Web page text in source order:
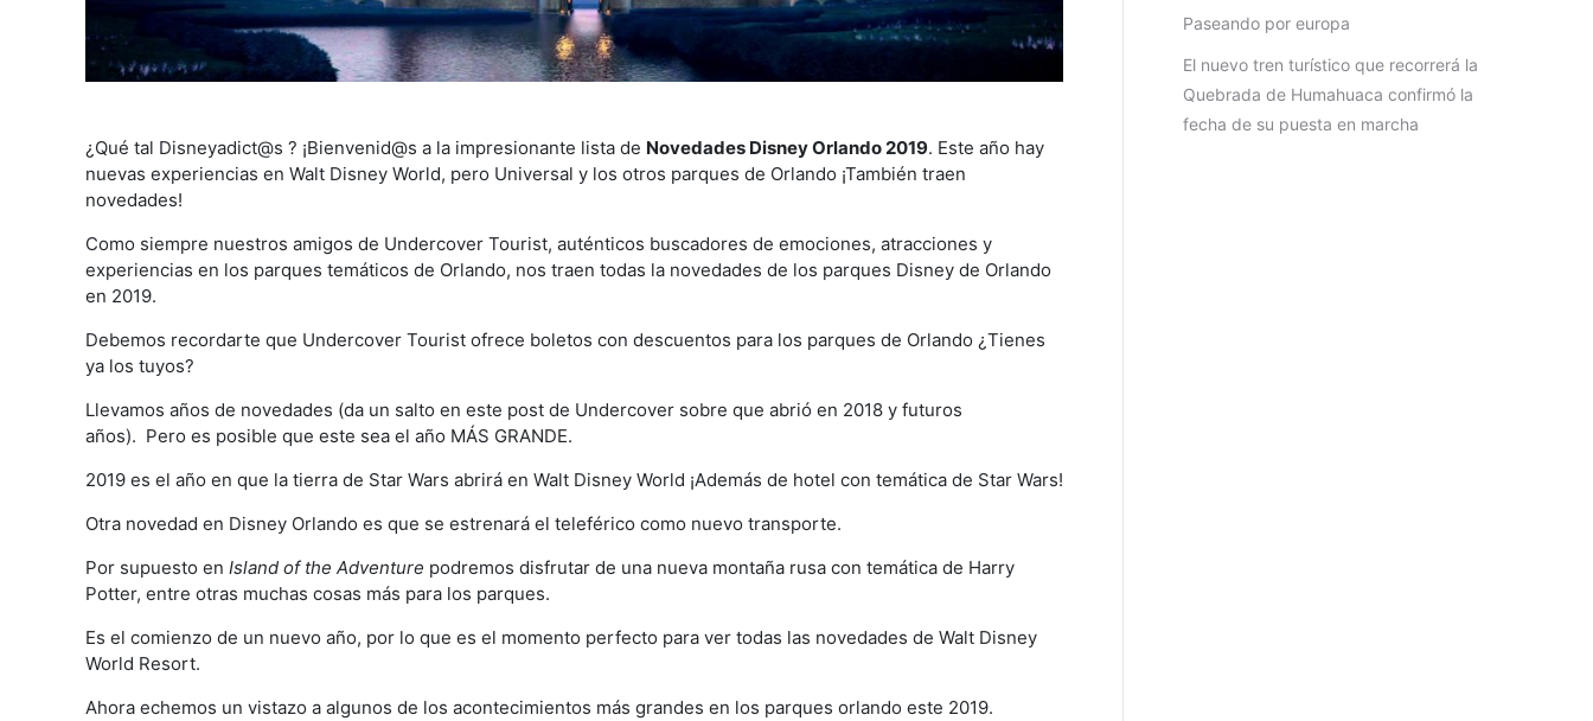
¿Qué tal Disneyadict@s ? ¡Bienvenid@s a la impresionante lista de Novedades Disney Orlando 2019. Este año hay
nuevas experiencias en Walt Disney World, pero Universal y los otros parques de Orlando ¡También traen
novedades!
Como siempre nuestros amigos de Undercover Tourist, auténticos buscadores de emociones, atracciones y
experiencias en los parques temáticos de Orlando, nos traen todas la novedades de los parques Disney de Orlando
en 2019.
Debemos recordarte que Undercover Tourist ofrece boletos con descuentos para los parques de Orlando ¿Tienes
ya los tuyos?
Llevamos años de novedades (da un salto en este post de Undercover sobre que abrió en 2018 y futuros
años). Pero es posible que este sea el año MÁS GRANDE.
2019 es el año en que la tierra de Star Wars abrirá en Walt Disney World ¡Además de hotel con temática de Star Wars!
Otra novedad en Disney Orlando es que se estrenará el teleférico como nuevo transporte.
Por supuesto en Island of the Adventure podremos disfrutar de una nueva montaña rusa con temática de Harry
Potter, entre otras muchas cosas más para los parques.
Es el comienzo de un nuevo año, por lo que es el momento perfecto para ver todas las novedades de Walt Disney
World Resort.
Ahora echemos un vistazo a algunos de los acontecimientos más grandes en los parques orlando este 2019.
Paseando por europa
El nuevo tren turístico que recorrerá la
Quebrada de Humahuaca confirmó la
fecha de su puesta en marcha